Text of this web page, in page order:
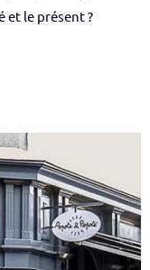
et le présent ?